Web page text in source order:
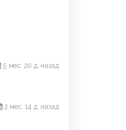
5 мес. 20 д. назад
2 мес. 14 д. назад